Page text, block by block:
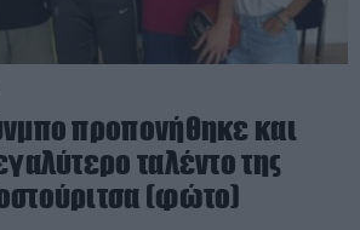
προπονήθηκε και
ταλέντο της
(φώτο)